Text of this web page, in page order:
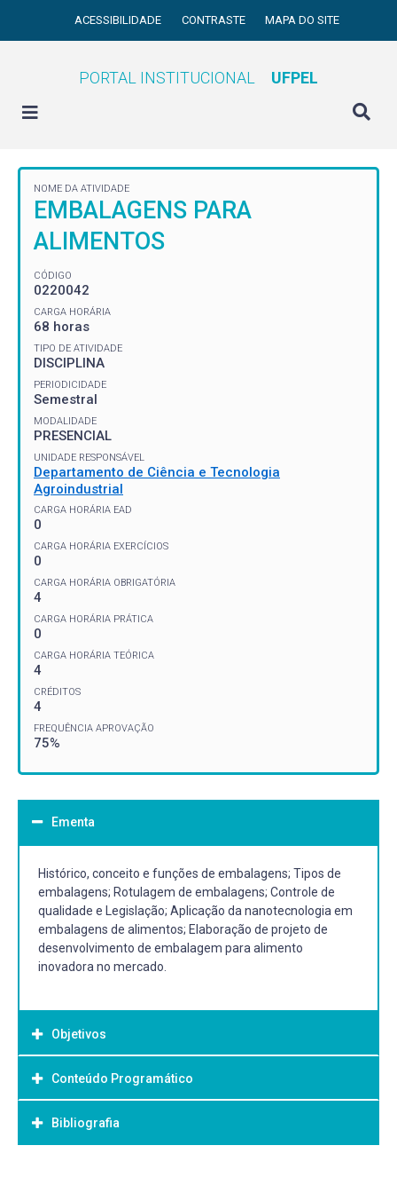
ACESSIBILIDADE CONTRASTE MAPA DO SITE
PORTAL INSTITUCIONAL UFPEL
NOME DA ATIVIDADE
EMBALAGENS PARA
ALIMENTOS
CÓDIGO
0220042
CARGA HORÁRIA
68 horas
TIPO DE ATIVIDADE
DISCIPLINA
PERIODICIDADE
Semestral
MODALIDADE
PRESENCIAL
UNIDADE RESPONSÁVEL
Departamento de Ciência e Tecnologia
Agroindustrial
CARGA HORÁRIA EAD
0
CARGA HORÁRIA EXERCÍCIOS
0
CARGA HORÁRIA OBRIGATÓRIA
4
CARGA HORÁRIA PRÁTICA
0
CARGA HORÁRIA TEÓRICA
4
CRÉDITOS
4
FREQUÊNCIA APROVAÇÃO
75%
Ementa
Histórico, conceito e funções de embalagens; Tipos de
embalagens; Rotulagem de embalagens; Controle de
qualidade e Legislação; Aplicação da nanotecnologia em
embalagens de alimentos; Elaboração de projeto de
desenvolvimento de embalagem para alimento
inovadora no mercado.
Objetivos
Objetivo Geral:
Estudar o histórico, conceito e funções de embalagens;
Tipos de embalagens; Rotulagem de embalagens;
Conteúdo Programático
Unidade I. Histórico, Conceito e funções de embalagens
Bibliografia